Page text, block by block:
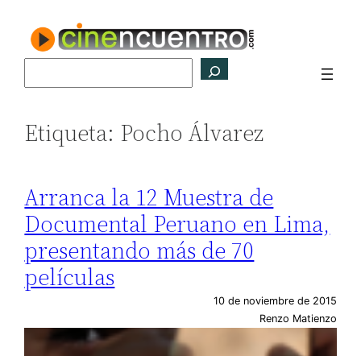
contenido
Etiqueta: Pocho Álvarez
Arranca la 12 Muestra de
Documental Peruano en Lima,
presentando más de 70
películas
10 de noviembre de 2015
Renzo Matienzo